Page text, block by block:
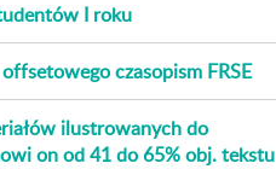
I roku
czasopism FRSE
ilustrowanych do
on od 41 do 65% obj. tekstu